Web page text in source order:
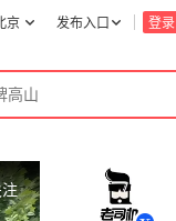
登录
发布入口
京